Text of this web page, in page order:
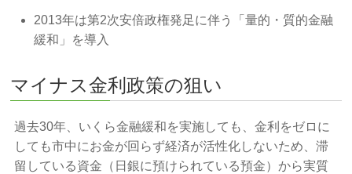
2013年は第2次安倍政権発足に伴う「量的・質的金融
緩和」を導入
マイナス金利政策の狙い
過去30年、いくら金融緩和を実施しても、金利をゼロに
しても市中にお金が回らず経済が活性化しないため、滞
留している資金（日銀に預けられている預金）から実質